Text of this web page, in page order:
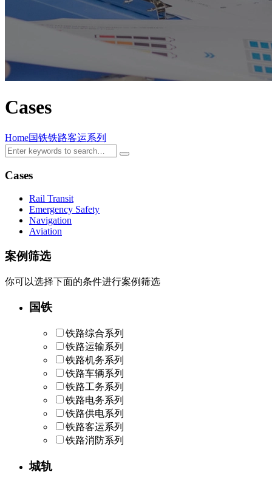
Cases
Home国铁铁路客运系列
Cases
Rail Transit
Emergency Safety
Navigation
Aviation
案例筛选
你可以选择下面的条件进行案例筛选
国铁
铁路综合系列
铁路运输系列
铁路机务系列
铁路车辆系列
铁路工务系列
铁路电务系列
铁路供电系列
铁路客运系列
铁路消防系列
城轨